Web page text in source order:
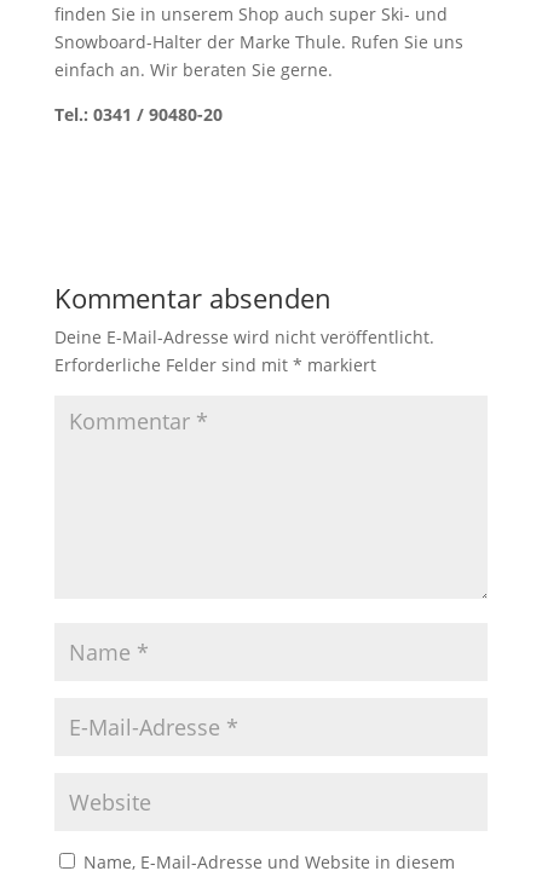
finden Sie in unserem Shop auch super Ski- und
Snowboard-Halter der Marke Thule. Rufen Sie uns
einfach an. Wir beraten Sie gerne.
Tel.: 0341 / 90480-20
Kommentar absenden
Deine E-Mail-Adresse wird nicht veröffentlicht.
Erforderliche Felder sind mit * markiert
Name, E-Mail-Adresse und Website in diesem